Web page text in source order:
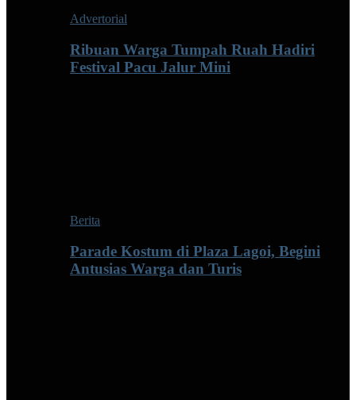
Advertorial
Ribuan Warga Tumpah Ruah Hadiri
Festival Pacu Jalur Mini
Berita
Parade Kostum di Plaza Lagoi, Begini
Antusias Warga dan Turis